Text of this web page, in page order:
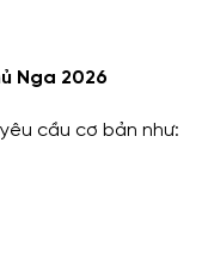
Nga 2026
cầu cơ bản như: